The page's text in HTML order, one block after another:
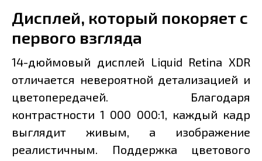
Дисплей, который покоряет с
первого взгляда
14-дюймовый дисплей Liquid Retina XDR
отличается невероятной детализацией и
цветопередачей. Благодаря
контрастности 1 000 000:1, каждый кадр
выглядит живым, а изображение
реалистичным. Поддержка цветового